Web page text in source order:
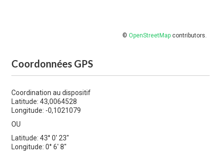
© OpenStreetMap contributors.
Coordonnées GPS
Coordination au dispositif
Latitude: 43,0064528
Longitude: -0,1021079
OU
Latitude: 43° 0' 23"
Longitude: 0° 6' 8"